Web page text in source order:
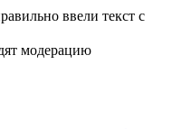
ввели текст с
модерацию